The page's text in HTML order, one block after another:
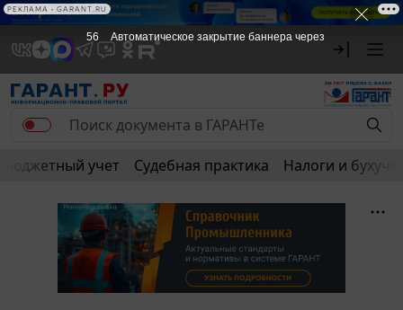
РЕКЛАМА
Бюджетный учет Судебная практика Налоги и
56 Автоматическое закрытие баннера через
РЕКЛАМА • GARANT.RU